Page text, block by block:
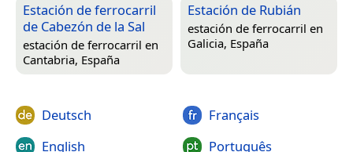
Estación de ferrocarril
de Cabezón de la Sal
estación de ferrocarril en
Cantabria, España
Estación de Rubián
estación de ferrocarril en
Galicia, España
Deutsch
English
Français
Português